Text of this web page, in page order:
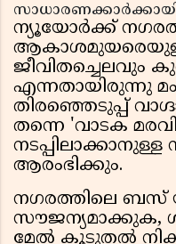
സാധാരണക്കാർക്കായി
ന്യൂയോർക്ക്
ജീവിതച്ചെലവും
എന്നതായിരുന്നു
തിരഞ്ഞെടുപ്പ്
തന്നെ 'വാടക
ആരംഭിക്കും.
നഗരത്തിലെ ബസ്
സൗജന്യമാക്കുക,
മേൽ കൂടുതൽ